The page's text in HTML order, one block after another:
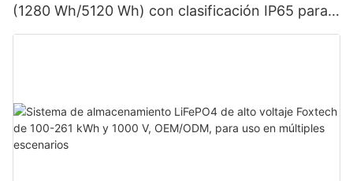
(1280 Wh/5120 Wh) con clasificación IP65 para
almacenamiento de energía en sistemas solares